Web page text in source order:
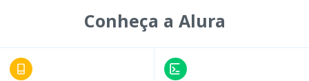
Conheça a Alura